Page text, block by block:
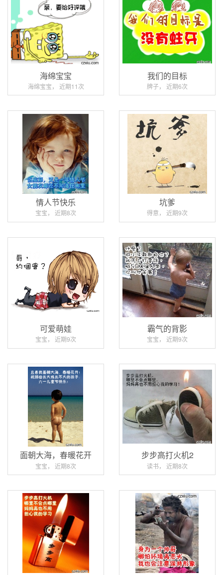
海绵宝宝
海绵宝宝， 近期11次
我们的目标
牌子， 近期6次
情人节快乐
宝宝， 近期8次
坑爹
得意， 近期9次
可爱萌娃
宝宝， 近期9次
霸气的背影
宝宝， 近期9次
面朝大海，春暖花开
宝宝， 近期8次
步步高打火机2
读书， 近期8次